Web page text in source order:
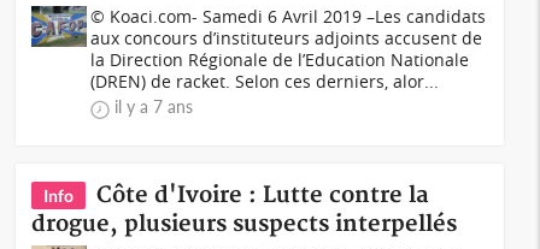
© Koaci.com- Samedi 6 Avril 2019 –Les candidats
aux concours d’instituteurs adjoints accusent de
la Direction Régionale de l’Education Nationale
(DREN) de racket. Selon ces derniers, alor...
il y a 7 ans
Info
Côte d'Ivoire : Lutte contre la
drogue, plusieurs suspects interpellés